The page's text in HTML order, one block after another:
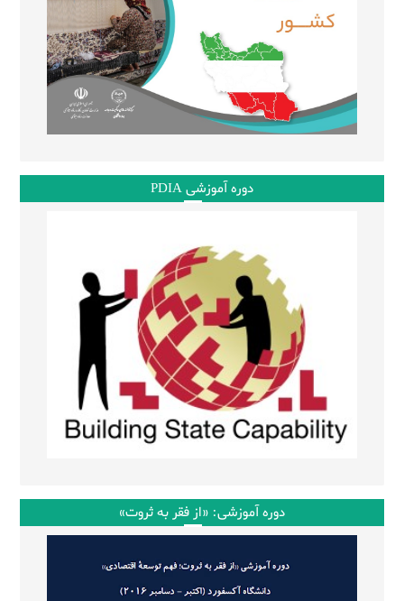
دوره آموزشی PDIA
دوره آموزشی: «از فقر به ثروت»